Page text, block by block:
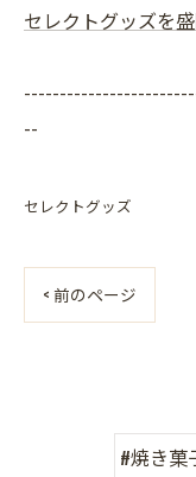
セレクトグッズを
--
セレクトグッズ
< 前のページ
#焼き菓